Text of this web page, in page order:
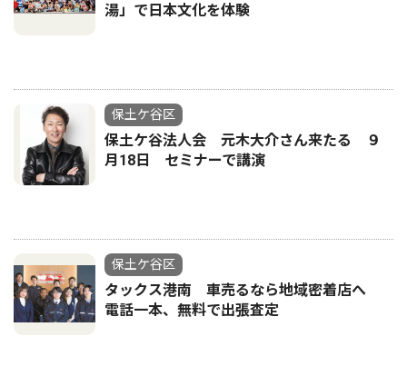
湯」で日本文化を体験
保土ケ谷区
保土ケ谷法人会 元木大介さん来たる ９
月18日 セミナーで講演
保土ケ谷区
タックス港南 車売るなら地域密着店へ
電話一本、無料で出張査定